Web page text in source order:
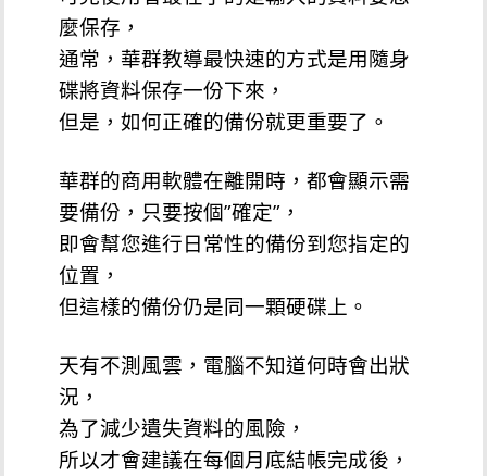
麼保存，
通常，華群教導最快速的方式是用隨身
碟將資料保存一份下來，
但是，如何正確的備份就更重要了。
華群的商用軟體在離開時，都會顯示需
要備份，只要按個”確定”，
即會幫您進行日常性的備份到您指定的
位置，
但這樣的備份仍是同一顆硬碟上。
天有不測風雲，電腦不知道何時會出狀
況，
為了減少遺失資料的風險，
所以才會建議在每個月底結帳完成後，